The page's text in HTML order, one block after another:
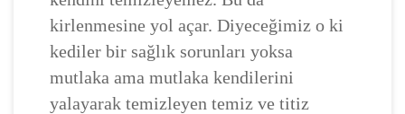
kirlenmesine yol açar. Diyeceğimiz o ki
kediler bir sağlık sorunları yoksa
mutlaka ama mutlaka kendilerini
yalayarak temizleyen temiz ve titiz